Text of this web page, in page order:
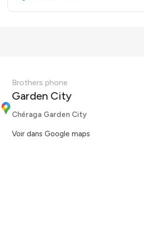
Brothers phone
Garden City
Chéraga Garden City
Voir dans Google maps